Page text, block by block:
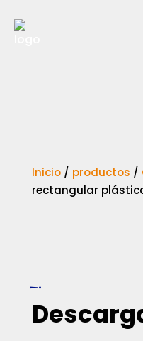
Inicio/ productos /
rectangular